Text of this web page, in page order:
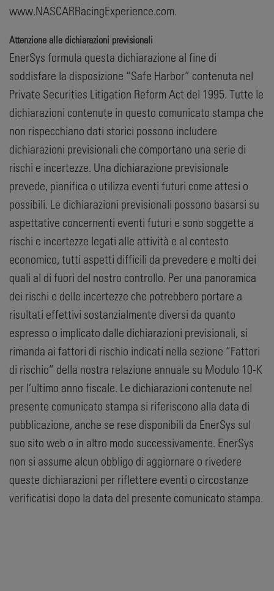
www.NASCARRacingExperience.com.
Attenzione alle dichiarazioni previsionali
EnerSys formula questa dichiarazione al fine di
soddisfare la disposizione “Safe Harbor” contenuta nel
Private Securities Litigation Reform Act del 1995. Tutte le
dichiarazioni contenute in questo comunicato stampa che
non rispecchiano dati storici possono includere
dichiarazioni previsionali che comportano una serie di
rischi e incertezze. Una dichiarazione previsionale
prevede, pianifica o utilizza eventi futuri come attesi o
possibili. Le dichiarazioni previsionali possono basarsi su
aspettative concernenti eventi futuri e sono soggette a
rischi e incertezze legati alle attività e al contesto
economico, tutti aspetti difficili da prevedere e molti dei
quali al di fuori del nostro controllo. Per una panoramica
dei rischi e delle incertezze che potrebbero portare a
risultati effettivi sostanzialmente diversi da quanto
espresso o implicato dalle dichiarazioni previsionali, si
rimanda ai fattori di rischio indicati nella sezione “Fattori
di rischio” della nostra relazione annuale su Modulo 10-K
per l’ultimo anno fiscale. Le dichiarazioni contenute nel
presente comunicato stampa si riferiscono alla data di
pubblicazione, anche se rese disponibili da EnerSys sul
suo sito web o in altro modo successivamente. EnerSys
non si assume alcun obbligo di aggiornare o rivedere
queste dichiarazioni per riflettere eventi o circostanze
verificatisi dopo la data del presente comunicato stampa.